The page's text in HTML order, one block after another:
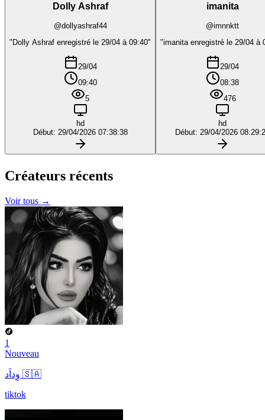
Dolly Ashraf
@dollyashraf44
"Dolly Ashraf enregistré le 29/04 à 09:40"
29/04
09:40
5
hd
Début: 29/04/2026 07:38:38
imanita
@imnnktt
"imanita enregistré le 29/04 à
29/04
08:38
476
hd
Début: 29/04/2026
Créateurs récents
Voir tous →
1
Nouveau
وِداَد 🇸🇦
tiktok